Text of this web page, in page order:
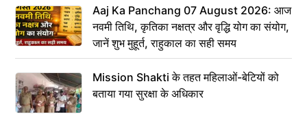
Aaj Ka Panchang 07 August 2026: आज
नवमी तिथि, कृतिका नक्षत्र और वृद्धि योग का संयोग,
जानें शुभ मुहूर्त, राहुकाल का सही समय
Mission Shakti के तहत महिलाओं-बेटियों को
बताया गया सुरक्षा के अधिकार